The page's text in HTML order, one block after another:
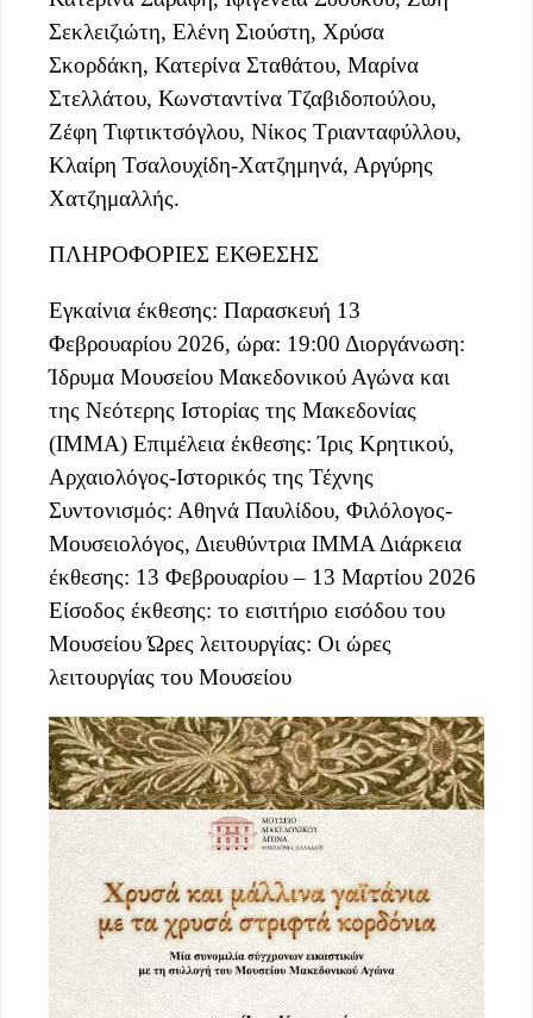
Σεκλειζιώτη, Ελένη Σιούστη, Χρύσα
Σκορδάκη, Κατερίνα Σταθάτου, Μαρίνα
Στελλάτου, Κωνσταντίνα Τζαβιδοπούλου,
Ζέφη Τιφτικτσόγλου, Νίκος Τριανταφύλλου,
Κλαίρη Τσαλουχίδη-Χατζημηνά, Αργύρης
Χατζημαλλής.
ΠΛΗΡΟΦΟΡΙΕΣ ΕΚΘΕΣΗΣ
Εγκαίνια έκθεσης: Παρασκευή 13
Φεβρουαρίου 2026, ώρα: 19:00 Διοργάνωση:
Ίδρυμα Μουσείου Μακεδονικού Αγώνα και
της Νεότερης Ιστορίας της Μακεδονίας
(ΙΜΜΑ) Επιμέλεια έκθεσης: Ίρις Κρητικού,
Αρχαιολόγος-Ιστορικός της Τέχνης
Συντονισμός: Αθηνά Παυλίδου, Φιλόλογος-
Μουσειολόγος, Διευθύντρια ΙΜΜΑ Διάρκεια
έκθεσης: 13 Φεβρουαρίου – 13 Μαρτίου 2026
Είσοδος έκθεσης: το εισιτήριο εισόδου του
Μουσείου Ώρες λειτουργίας: Οι ώρες
λειτουργίας του Μουσείου